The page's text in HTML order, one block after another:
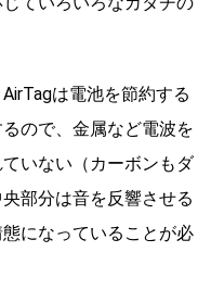
は電池を節約する
ので、金属など電波を
いない（カーボンもダ
部分は音を反響させる
になっていることが必